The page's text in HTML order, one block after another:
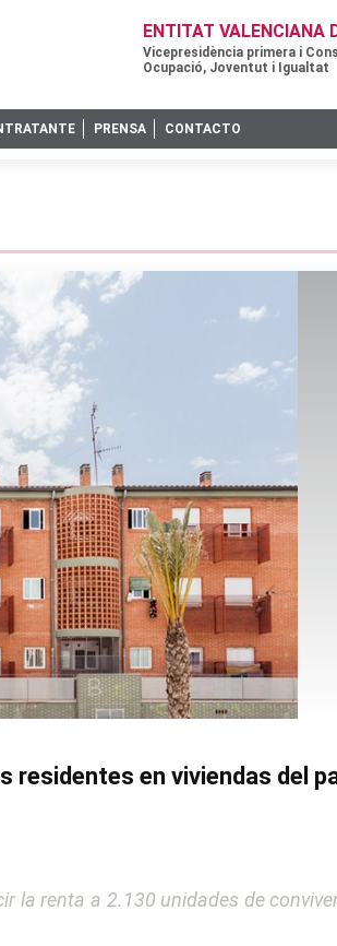
ENTITAT VALENCIANA
Vicepresidència primera i
Ocupació, Joventut i Igualtat
PRENSA CONTACTO
residentes en viviendas del
la renta a 2.130 unidades de